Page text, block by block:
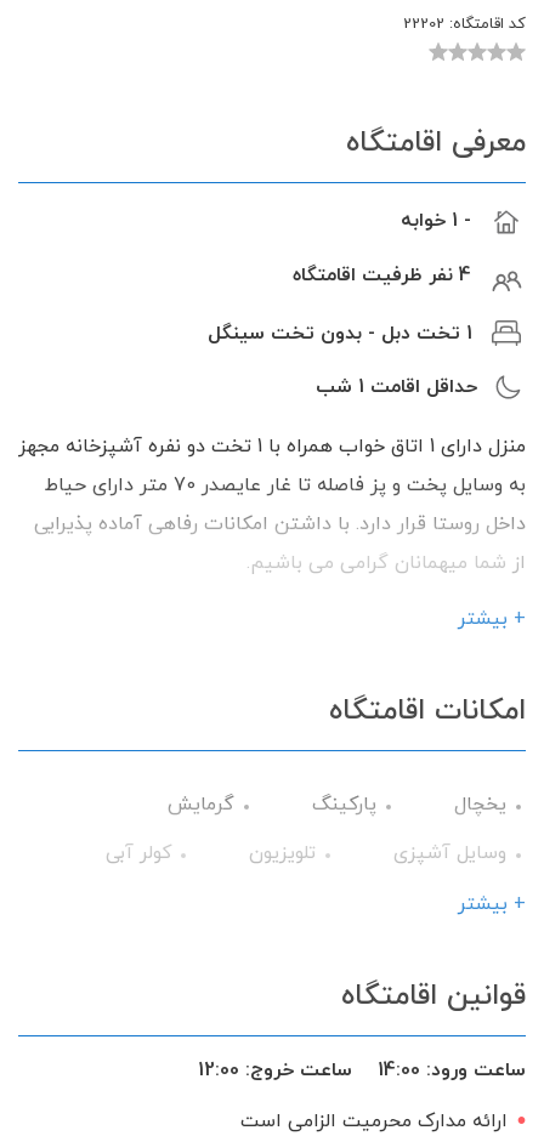
کد اقامتگاه:
معرفی اقامتگاه
- 1 خوابه
4 نفر ظرفیت اقامتگاه
1 تخت دبل - بدون تخت سینگل
حداقل اقامت 1 شب
منزل دارای 1 اتاق خواب همراه با 1 تخت دو نفره آشپزخانه مجهز
به وسایل پخت و پز فاصله تا غار عایصدر 70 متر دارای حیاط
داخل روستا قرار دارد. با داشتن امکانات رفاهی آماده پذیرایی
از شما میهمانان گرامی می باشیم.
+ بیشتر
امکانات اقامتگاه
یخچال پارکینگ
گرمایش
وسایل آشپزی
تلویزیون
کولر آبی
اجاق گاز
+ بیشتر
قوانین اقامتگاه
ساعت ورود: 14:00 ساعت خروج: 12:00
ارائه مدارک محرمیت الزامی است